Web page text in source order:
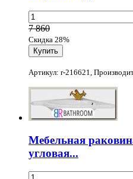
7 860
Скидка 28%
Артикул: r-216621,
Мебельная
угловая...